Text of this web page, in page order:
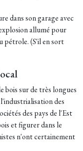
dans son garage avec
allumé pour
pétrole. (S'il en sort
bois sur de très longues
des
des pays de l'Est
et figurer dans le
n'ont certainement